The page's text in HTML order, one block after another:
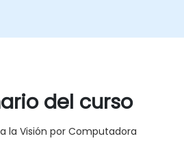
del curso
la Visión por Computadora